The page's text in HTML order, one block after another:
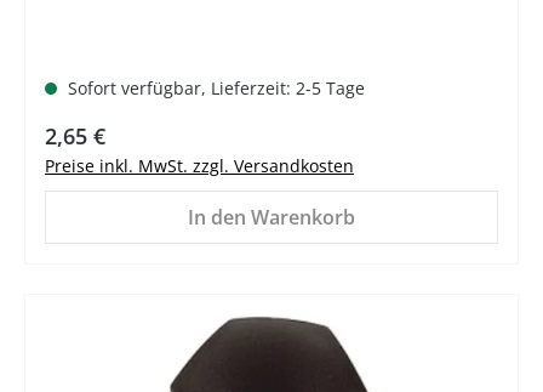
Sofort verfügbar, Lieferzeit: 2-5 Tage
Regulärer Preis:
2,65 €
Preise inkl. MwSt. zzgl. Versandkosten
In den Warenkorb